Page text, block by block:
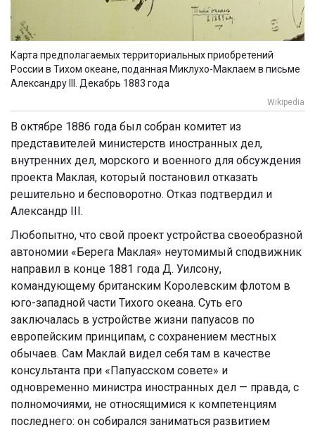
Карта предполагаемых территориальных приобретений
России в Тихом океане, поданная Миклухо-Маклаем в письме
Александру III. Декабрь 1883 года
Wikipedia
В октябре 1886 года был собран комитет из
представителей министерств иностранных дел,
внутренних дел, морского и военного для обсуждения
проекта Маклая, который постановил отказать
решительно и бесповоротно. Отказ подтвердил и
Александр III.
Любопытно, что свой проект устройства своеобразной
автономии «Берега Маклая» неутомимый сподвижник
направил в конце 1881 года Д. Уилсону,
командующему британским Королевским флотом в
юго-западной части Тихого океана. Суть его
заключалась в устройстве жизни папуасов по
европейским принципам, с сохранением местных
обычаев. Сам Маклай видел себя там в качестве
консультанта при «Папуасском совете» и
одновременно министра иностранных дел — правда, с
полномочиями, не относящимися к компетенциям
последнего: он собирался заниматься развитием